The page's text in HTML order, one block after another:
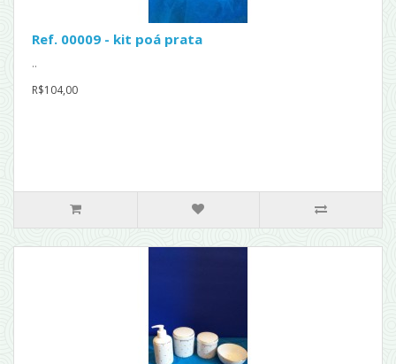
Ref. 00009 - kit poá prata
..
R$104,00